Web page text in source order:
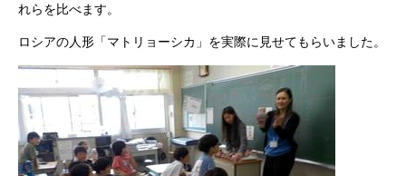
れらを比べます。
ロシアの人形「マトリョーシカ」を実際に見せてもらいました。